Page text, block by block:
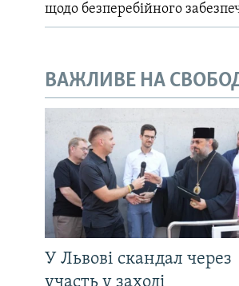
щодо безперебійного
ВАЖЛИВЕ НА
У Львові скандал через